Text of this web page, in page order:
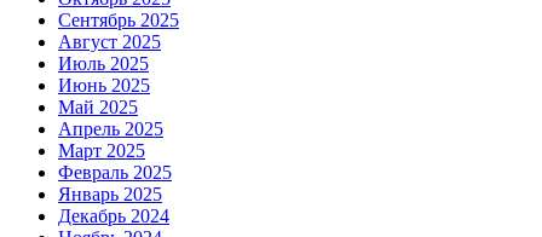
Сентябрь 2025
Август 2025
Июль 2025
Июнь 2025
Май 2025
Апрель 2025
Март 2025
Февраль 2025
Январь 2025
Декабрь 2024